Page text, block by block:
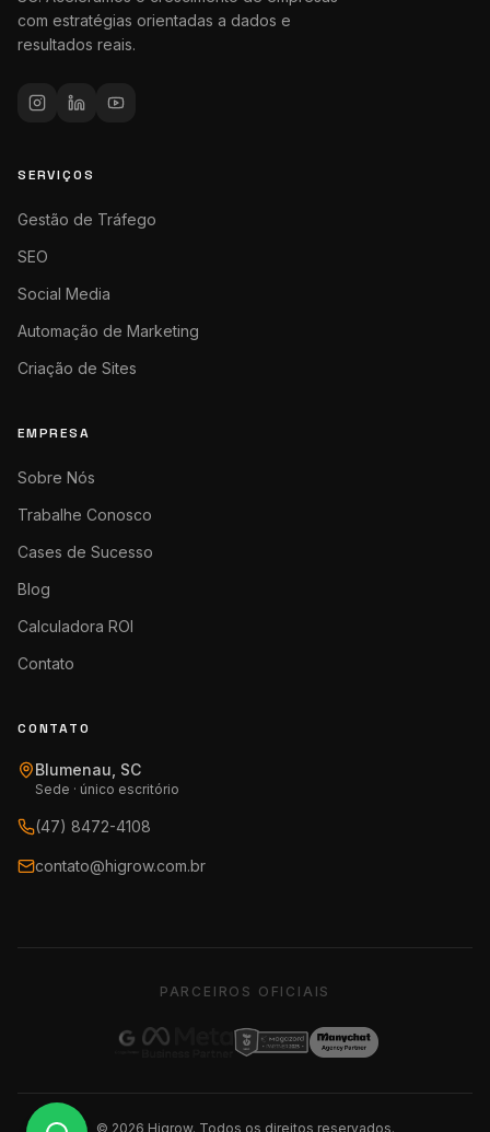
com estratégias orientadas a dados e
resultados reais.
SERVIÇOS
Gestão de Tráfego
SEO
Social Media
Automação de Marketing
Criação de Sites
EMPRESA
Sobre Nós
Trabalhe Conosco
Cases de Sucesso
Blog
Calculadora ROI
Contato
CONTATO
Blumenau, SC
Sede · único escritório
(47) 8472-4108
contato@higrow.com.br
PARCEIROS OFICIAIS
© 2026 Higrow. Todos os direitos reservados.